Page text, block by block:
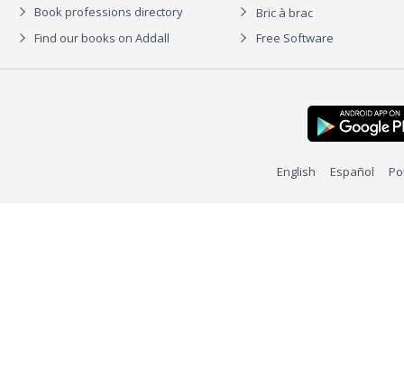
Book professions directory
Find our books on Addall
Bric à brac
Free Software
English Español